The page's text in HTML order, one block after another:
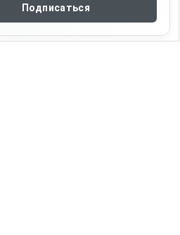
Подписаться